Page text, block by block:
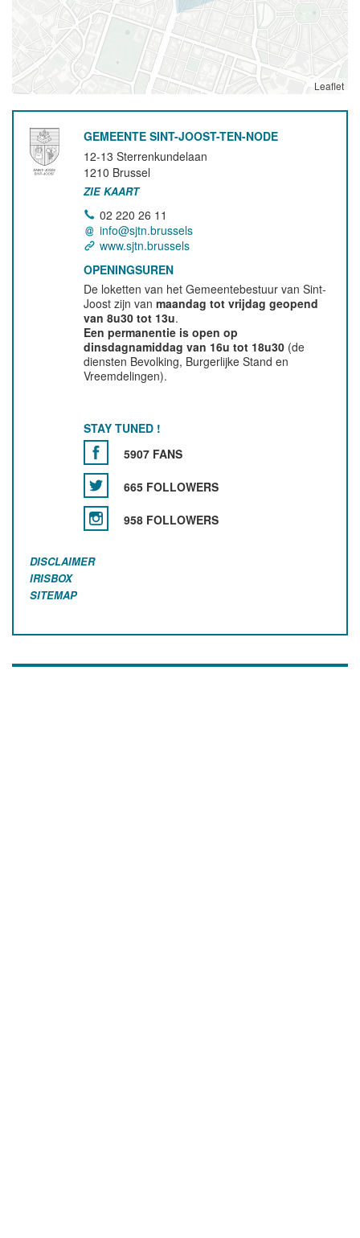
Leaflet
GEMEENTE SINT-JOOST-TEN-NODE
12-13 Sterrenkundelaan
1210 Brussel
ZIE KAART
02 220 26 11
info@sjtn.brussels
www.sjtn.brussels
OPENINGSUREN
De loketten van het Gemeentebestuur van Sint-
Joost zijn vanmaandag tot vrijdag geopend
van 8u30 tot 13u.
Een permanentie is open op
dinsdagnamiddag van 16u tot 18u30 (de
diensten Bevolking, Burgerlijke Stand en
Vreemdelingen).
STAY TUNED !
5907 FANS
665 FOLLOWERS
958 FOLLOWERS
DISCLAIMER
IRISBOX
SITEMAP